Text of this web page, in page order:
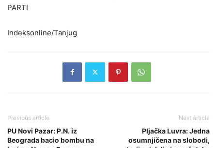
PARTI
Indeksonline/Tanjug
Previous article
PU Novi Pazar: P.N. iz
Beograda bacio bombu na
Next article
Pljačka Luvra: Jedna
osumnjičena na slobodi,